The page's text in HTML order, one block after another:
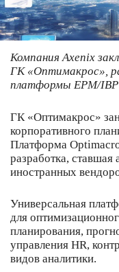
Компания Axenix
ГК «Оптимакрос»,
платформы EPM/IBP
ГК «Oптимакрос»
корпоративного
Платформа
разработка,
иностранных
Универсальная
для
планирования,
управления HR,
видов аналитики.